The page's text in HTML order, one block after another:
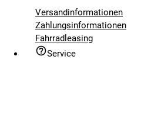
Versandinformationen
Zahlungsinformationen
Fahrradleasing
Service